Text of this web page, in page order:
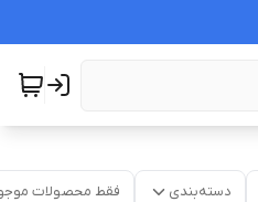
دسته‌بندی فقط محصولات